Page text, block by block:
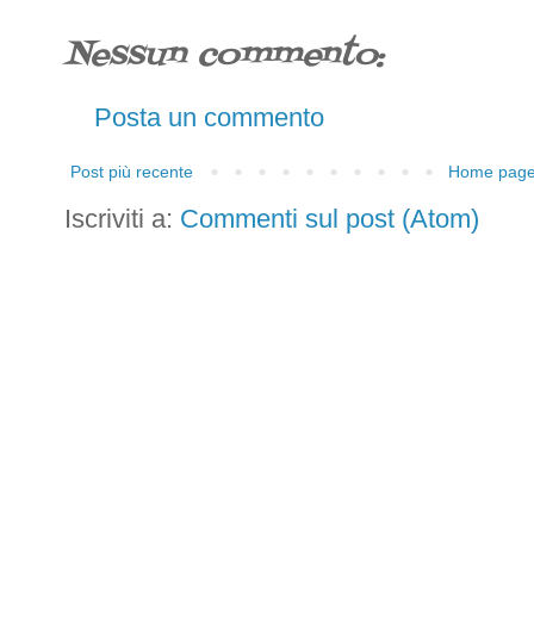
Nessun commento:
Posta un commento
Post più recente Home
Iscriviti a: Commenti sul post (Atom)